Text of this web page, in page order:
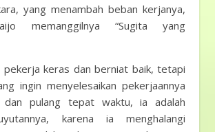
yang menambah beban kerjanya,
memanggilnya “Sugita yang
pekerja keras dan berniat baik, tetapi
ingin menyelesaikan pekerjaannya
pulang tepat waktu, ia adalah
karena ia menghalangi